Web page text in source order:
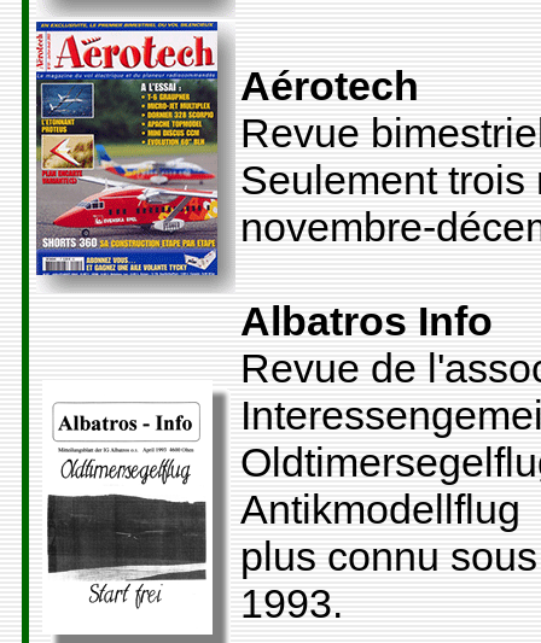
Aérotech
Revue
Seulement
novembre-
Albatros Info
Revue de
Antikmodellflug
plus connu
1993.